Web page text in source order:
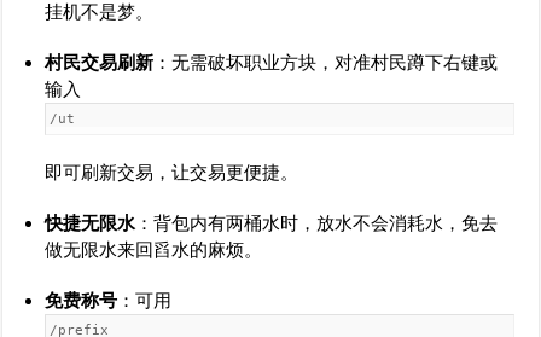
挂机不是梦。
村民交易刷新 ：无需破坏职业方块，对准村民蹲下右键或
输入
/ut
即可刷新交易，让交易更便捷。
快捷无限水 ：背包内有两桶水时，放水不会消耗水，免去
做无限水来回舀水的麻烦。
免费称号 ：可用
/prefix